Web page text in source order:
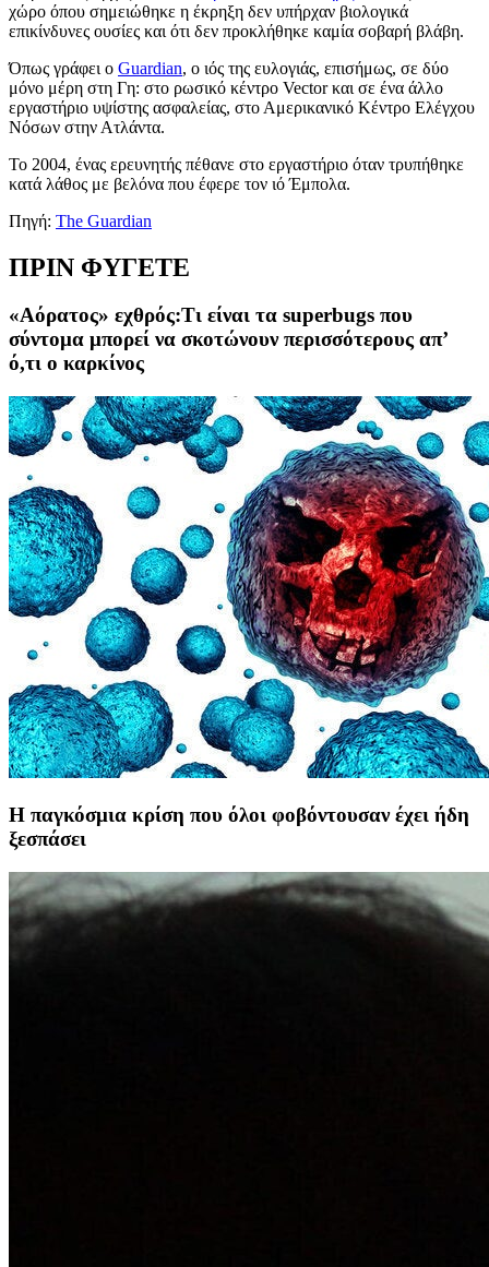
χώρο όπου σημειώθηκε η έκρηξη δεν υπήρχαν βιολογικά
επικίνδυνες ουσίες και ότι δεν προκλήθηκε καμία σοβαρή βλάβη.
Όπως γράφει ο Guardian, ο ιός της ευλογιάς, επισήμως, σε δύο
μόνο μέρη στη Γη: στο ρωσικό κέντρο Vector και σε ένα άλλο
εργαστήριο υψίστης ασφαλείας, στο Αμερικανικό Κέντρο Ελέγχου
Νόσων στην Ατλάντα.
Το 2004, ένας ερευνητής πέθανε στο εργαστήριο όταν τρυπήθηκε
κατά λάθος με βελόνα που έφερε τον ιό Έμπολα.
Πηγή: The Guardian
ΠΡΙΝ ΦΥΓΕΤΕ
«Αόρατος» εχθρός:Τι είναι τα superbugs που
σύντομα μπορεί να σκοτώνουν περισσότερους απ’
ό,τι ο καρκίνος
Η παγκόσμια κρίση που όλοι φοβόντουσαν έχει ήδη
ξεσπάσει